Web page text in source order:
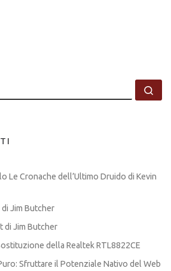
Le Cronache dell’Ultimo Druido di Kevin
Jim Butcher
di Jim Butcher
della Realtek RTL8822CE
Sfruttare il Potenziale Nativo del Web